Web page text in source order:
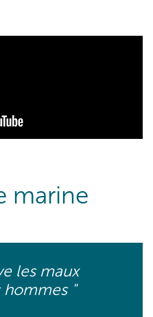
marine
les maux
hommes "